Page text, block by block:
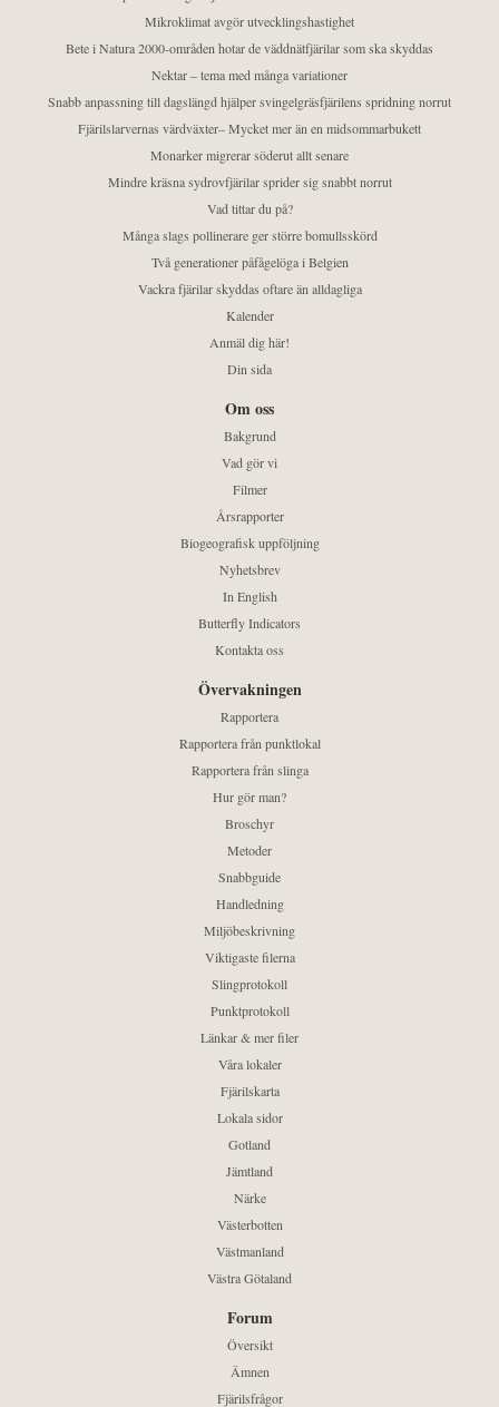
Mikroklimat avgör utvecklingshastighet
Bete i Natura 2000-områden hotar de väddnätfjärilar som ska skyddas
Nektar – tema med många variationer
Snabb anpassning till dagslängd hjälper svingelgräsfjärilens spridning norrut
Fjärilslarvernas värdväxter– Mycket mer än en midsommarbukett
Monarker migrerar söderut allt senare
Mindre kräsna sydrovfjärilar sprider sig snabbt norrut
Vad tittar du på?
Många slags pollinerare ger större bomullsskörd
Två generationer påfågelöga i Belgien
Vackra fjärilar skyddas oftare än alldagliga
Kalender
Anmäl dig här!
Din sida
Om oss
Bakgrund
Vad gör vi
Filmer
Årsrapporter
Biogeografisk uppföljning
Nyhetsbrev
In English
Butterfly Indicators
Kontakta oss
Övervakningen
Rapportera
Rapportera från punktlokal
Rapportera från slinga
Hur gör man?
Broschyr
Metoder
Snabbguide
Handledning
Miljöbeskrivning
Viktigaste filerna
Slingprotokoll
Punktprotokoll
Länkar & mer filer
Våra lokaler
Fjärilskarta
Lokala sidor
Gotland
Jämtland
Närke
Västerbotten
Västmanland
Västra Götaland
Forum
Översikt
Ämnen
Fjärilsfrågor